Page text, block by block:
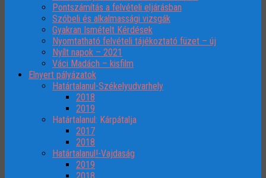
Pontszámítás a felvételi eljárásban
Szóbeli és alkalmassági vizsgák
Gyakran Ismételt Kérdések
Nyomtatható felvételi tájékoztató füzet – új
Nyílt napok – 2021
Váci Madách – kisfilm
Elnyert pályázatok
Határtalanul-Székelyudvarhely
2018
2019
Határtalanul: Kárpátalja
2017
2018
Határtalanul!-Vajdaság
2019